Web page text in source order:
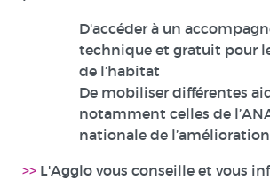
D'accéder à un
technique et gratuit pour
de l’habitat
De mobiliser différentes
notamment celles de
nationale de
>> L'Agglo vous conseille et vous